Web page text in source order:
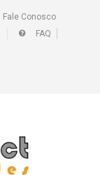
Fale Conosco
FAQ